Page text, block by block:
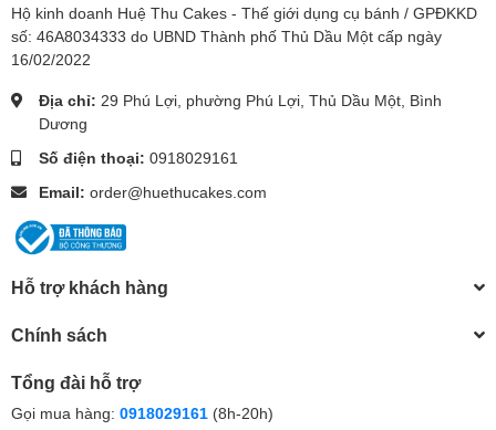
Hộ kinh doanh Huệ Thu Cakes - Thế giới dụng cụ bánh / GPĐKKD
số: 46A8034333 do UBND Thành phố Thủ Dầu Một cấp ngày
16/02/2022
Địa chỉ: 29 Phú Lợi, phường Phú Lợi, Thủ Dầu Một, Bình
Dương
Số điện thoại: 0918029161
Email: order@huethucakes.com
Hỗ trợ khách hàng
Chính sách
Tổng đài hỗ trợ
Gọi mua hàng: 0918029161 (8h-20h)